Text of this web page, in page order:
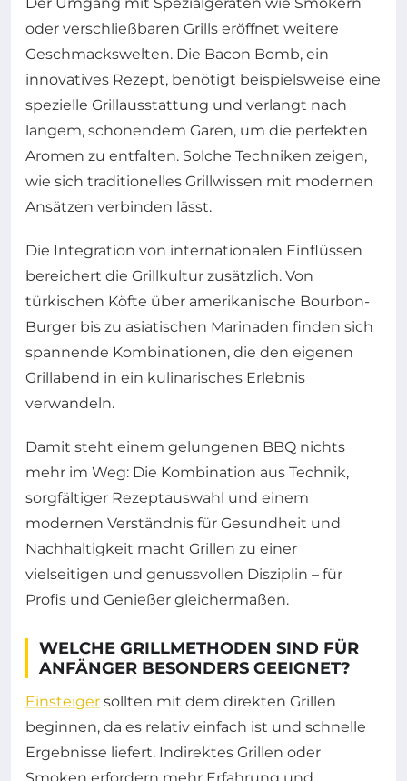
oder verschließbaren Grills eröffnet weitere
Geschmackswelten. Die Bacon Bomb, ein
innovatives Rezept, benötigt beispielsweise eine
spezielle Grillausstattung und verlangt nach
langem, schonendem Garen, um die perfekten
Aromen zu entfalten. Solche Techniken zeigen,
wie sich traditionelles Grillwissen mit modernen
Ansätzen verbinden lässt.
Die Integration von internationalen Einflüssen
bereichert die Grillkultur zusätzlich. Von
türkischen Köfte über amerikanische Bourbon-
Burger bis zu asiatischen Marinaden finden sich
spannende Kombinationen, die den eigenen
Grillabend in ein kulinarisches Erlebnis
verwandeln.
Damit steht einem gelungenen BBQ nichts
mehr im Weg: Die Kombination aus Technik,
sorgfältiger Rezeptauswahl und einem
modernen Verständnis für Gesundheit und
Nachhaltigkeit macht Grillen zu einer
vielseitigen und genussvollen Disziplin – für
Profis und Genießer gleichermaßen.
WELCHE GRILLMETHODEN SIND FÜR
ANFÄNGER BESONDERS GEEIGNET?
Einsteiger sollten mit dem direkten Grillen
beginnen, da es relativ einfach ist und schnelle
Ergebnisse liefert. Indirektes Grillen oder